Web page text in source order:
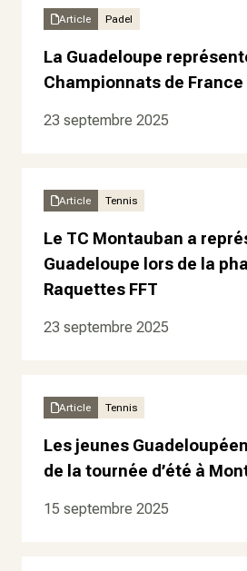
Article Padel
La Guadeloupe
Championnats de France
23 septembre 2025
Article Tennis
Le TC Montauban a
Guadeloupe lors de la
Raquettes FFT
23 septembre 2025
Article Tennis
Les jeunes
de la tournée d’été à
15 septembre 2025